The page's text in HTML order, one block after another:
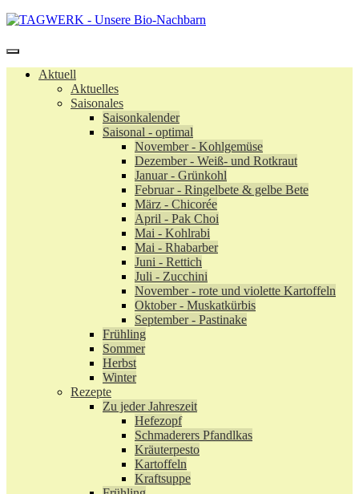
Aktuell
Aktuelles
Saisonales
Saisonkalender
Saisonal - optimal
November - Kohlgemüse
Dezember - Weiß- und Rotkraut
Januar - Grünkohl
Februar - Ringelbete & gelbe Bete
März - Chicorée
April - Pak Choi
Mai - Kohlrabi
Mai - Rhabarber
Juni - Rettich
Juli - Zucchini
November - rote und violette Kartoffeln
Oktober - Muskatkürbis
September - Pastinake
Frühling
Sommer
Herbst
Winter
Rezepte
Zu jeder Jahreszeit
Hefezopf
Schmaderers Pfandlkas
Kräuterpesto
Kartoffeln
Kraftsuppe